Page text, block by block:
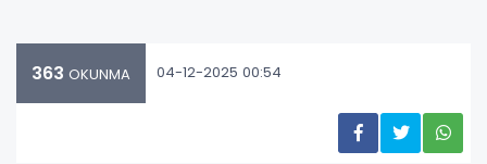
363 OKUNMA 04-12-2025 00:54